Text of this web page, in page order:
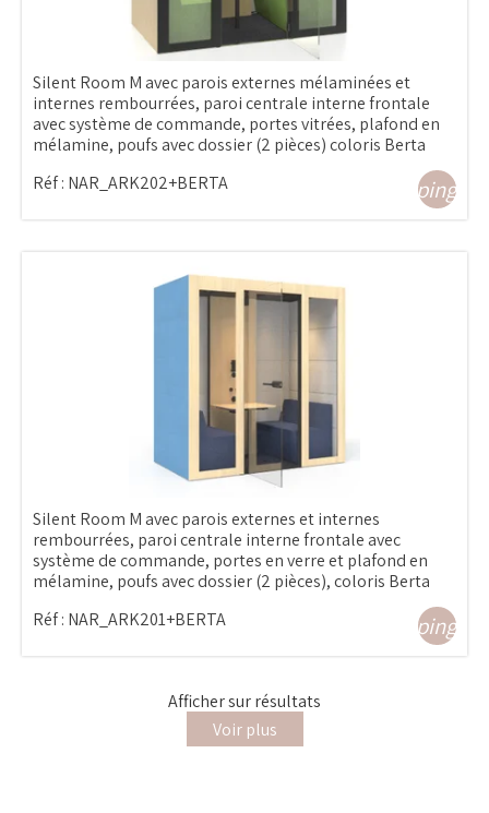
Silent Room M avec parois externes mélaminées et
internes rembourrées, paroi centrale interne frontale
avec système de commande, portes vitrées, plafond en
mélamine, poufs avec dossier (2 pièces) coloris Berta
Réf : NAR_ARK202+BERTA
Silent Room M avec parois externes et internes
rembourrées, paroi centrale interne frontale avec
système de commande, portes en verre et plafond en
mélamine, poufs avec dossier (2 pièces), coloris Berta
Réf : NAR_ARK201+BERTA
Affichersurrésultats
Voir plus